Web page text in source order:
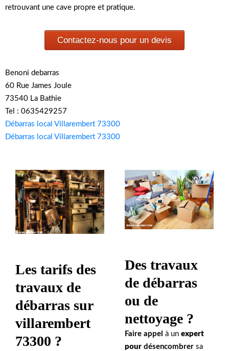
retrouvant une cave propre et pratique.
Contactez-nous pour un devis
Benoni debarras
60 Rue James Joule
73540 La Bathie
Tel : 0635429257
Débarras local Villarembert 73300
Débarras local Villarembert 73300
Les tarifs des
travaux de
débarras sur
villarembert
73300 ?
Des travaux
de débarras
ou de
nettoyage ?
Faire appel à un expert
pour désencombrer sa